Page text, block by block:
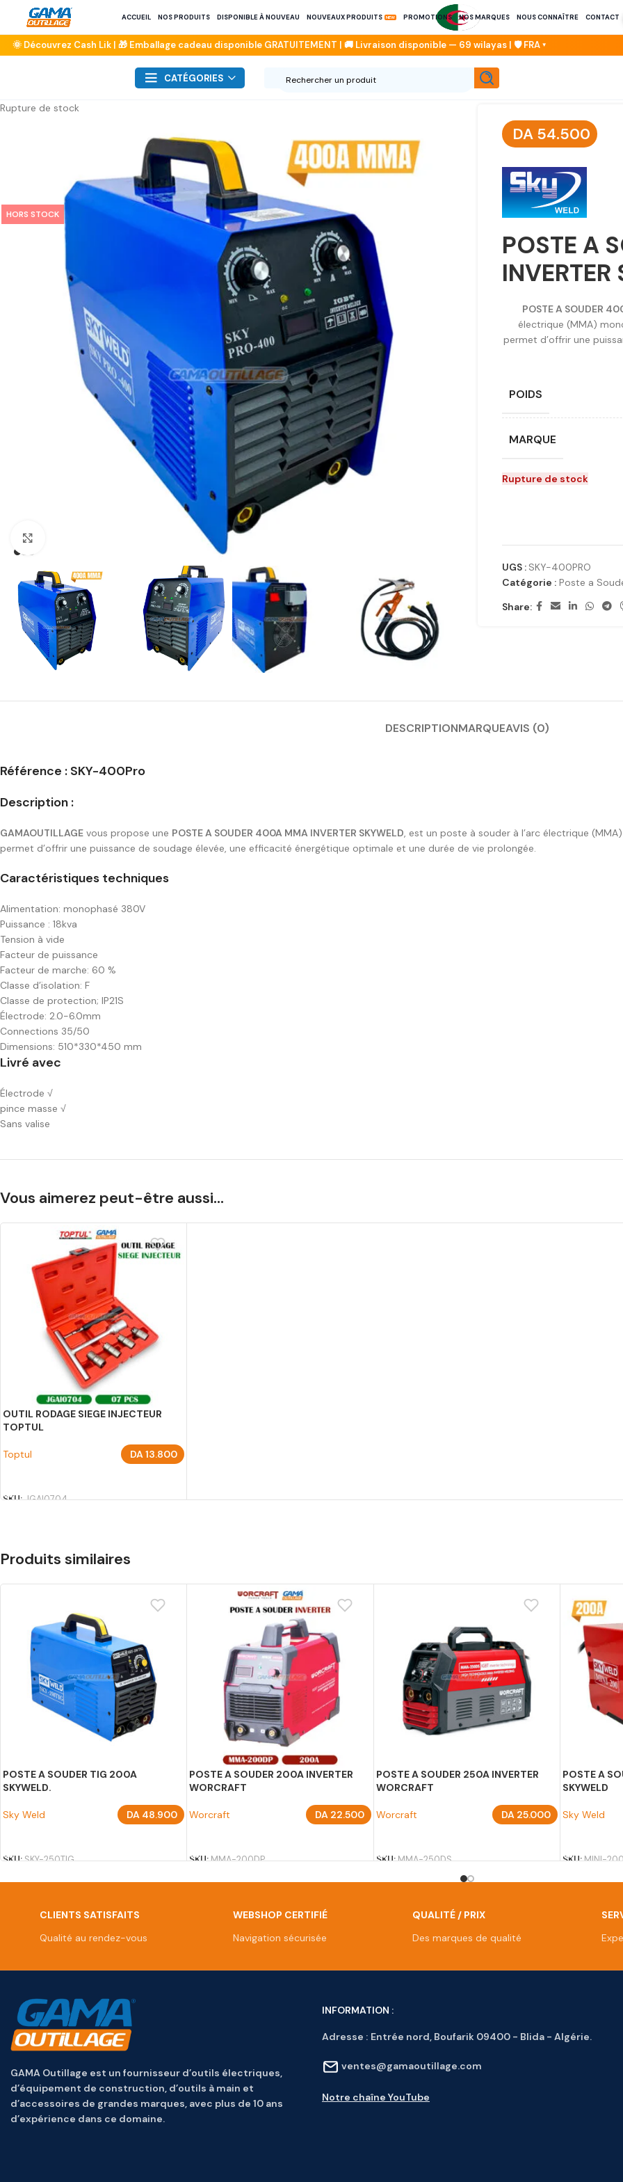
ACCUEIL NOS PRODUITS DISPONIBLE À NOUVEAU NOUVEAUX PRODUITS PROMOTIONS NOS MARQUES NOUS CONNAÎTRE CONTACT
CATÉGORIES
Rupture de stock
HORS STOCK
DA 54.500
POSTE A
INVERTER
POSTE A SOUDER
électrique (MMA)
permet d’offrir une
POIDS
MARQUE
Rupture de stock
UGS : SKY-400PRO
Catégorie : Poste a
Share:
DESCRIPTIONMARQUEAVIS (0)
Référence : SKY-400Pro
Description :
GAMAOUTILLAGE vous propose une POSTE A SOUDER 400A MMA INVERTER SKYWELD, est un poste à souder à l’arc électrique
permet d’offrir une puissance de soudage élevée, une efficacité énergétique optimale et une durée de vie prolongée.
Caractéristiques techniques
Alimentation: monophasé 380V
Puissance : 18kva
Tension à vide
Facteur de puissance
Facteur de marche: 60 %
Classe d’isolation: F
Classe de protection; IP21S
Électrode: 2.0-6.0mm
Connections 35/50
Dimensions: 510*330*450 mm
Livré avec
Électrode √
pince masse √
Sans valise
Vous aimerez peut-être aussi…
OUTIL RODAGE SIEGE INJECTEUR
TOPTUL
Toptul DA13.800
SKU:JGAI0704
Produits similaires
POSTE A SOUDER TIG 200A
SKYWELD.
Sky Weld DA 48.900
SKU:SKY-250TIG
POSTE A SOUDER 200A INVERTER
WORCRAFT
Worcraft DA22.500
SKU:MMA-200DP
POSTE A SOUDER 250A INVERTER
WORCRAFT
Worcraft DA 25.000
SKU:MMA-250DS
POSTE A
SKYWELD
Sky Weld
SKU:MINI-
CLIENTS SATISFAITS
Qualité au rendez-vous
WEBSHOP CERTIFIÉ
Navigation sécurisée
QUALITÉ / PRIX
Des marques de qualité
GAMA Outillage est un fournisseur d’outils électriques,
d’équipement de construction, d’outils à main et
d’accessoires de grandes marques, avec plus de 10 ans
d’expérience dans ce domaine.
INFORMATION :
Adresse : Entrée nord, Boufarik 09400 - Blida - Algérie.
ventes@gamaoutillage.com
Notre chaîne YouTube